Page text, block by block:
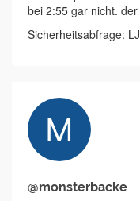
bei 2:55 gar nicht.
Sicherheitsabfrage:
@monsterbacke